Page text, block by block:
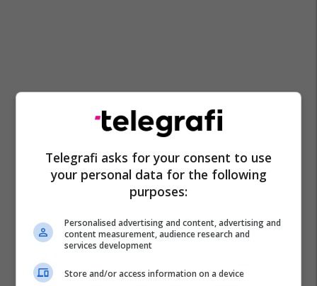
Telegrafi asks for your consent to use
your personal data for the following
purposes:
Personalised advertising and content, advertising and
content measurement, audience research and
services development
Store and/or access information on a device